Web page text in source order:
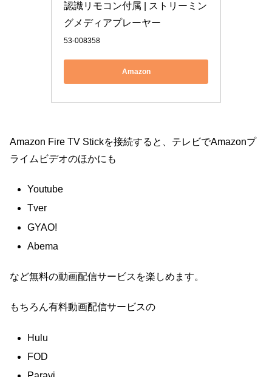
認識リモコン付属 | ストリーミン
グメディアプレーヤー
53-008358
Amazon
Amazon Fire TV Stickを接続すると、テレビでAmazonプ
ライムビデオのほかにも
Youtube
Tver
GYAO!
Abema
など無料の動画配信サービスを楽しめます。
もちろん有料動画配信サービスの
Hulu
FOD